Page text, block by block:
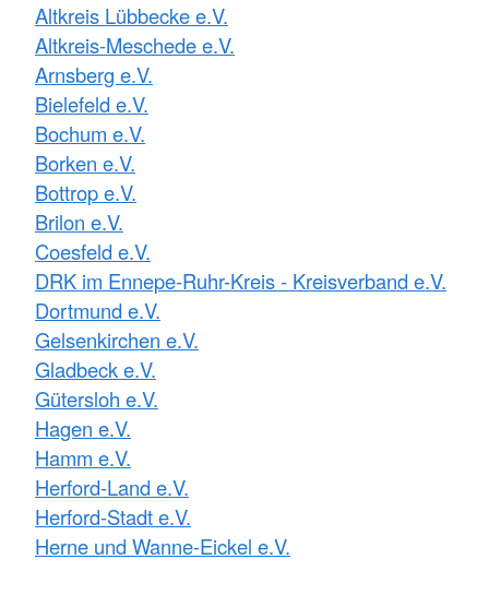
Altkreis Lübbecke e.V.
Altkreis-Meschede e.V.
Arnsberg e.V.
Bielefeld e.V.
Bochum e.V.
Borken e.V.
Bottrop e.V.
Brilon e.V.
Coesfeld e.V.
DRK im Ennepe-Ruhr-Kreis - Kreisverband e.V.
Dortmund e.V.
Gelsenkirchen e.V.
Gladbeck e.V.
Gütersloh e.V.
Hagen e.V.
Hamm e.V.
Herford-Land e.V.
Herford-Stadt e.V.
Herne und Wanne-Eickel e.V.